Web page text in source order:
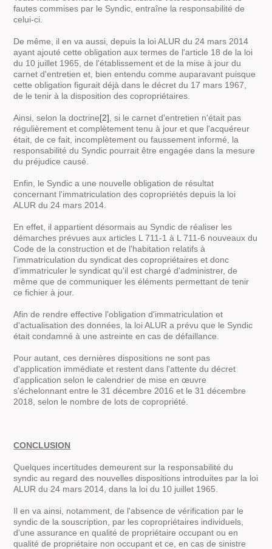
fautes commises par le Syndic, entraîne la responsabilité de
celui-ci.
De même, il en va aussi, depuis la loi ALUR du 24 mars 2014
ayant ajouté cette obligation aux termes de l'article 18 de la loi
du 10 juillet 1965, de l'établissement et de la mise à jour du
carnet d'entretien et, bien entendu comme auparavant puisque
cette obligation figurait déjà dans le décret du 17 mars 1967,
de le tenir à la disposition des copropriétaires.
Ainsi, selon la doctrine[2] , si le carnet d'entretien n'était pas
régulièrement et complètement tenu à jour et que l'acquéreur
était, de ce fait, incomplètement ou faussement informé, la
responsabilité du Syndic pourrait être engagée dans la mesure
du préjudice causé.
Enfin, le Syndic a une nouvelle obligation de résultat
concernant l'immatriculation des copropriétés depuis la loi
ALUR du 24 mars 2014.
En effet, il appartient désormais au Syndic de réaliser les
démarches prévues aux articles L 711-1 à L 711-6 nouveaux du
Code de la construction et de l'habitation relatifs à
l'immatriculation du syndicat des copropriétaires et donc
d'immatriculer le syndicat qu'il est chargé d'administrer, de
même que de communiquer les éléments permettant de tenir
ce fichier à jour.
Afin de rendre effective l'obligation d'immatriculation et
d'actualisation des données, la loi ALUR a prévu que le Syndic
était condamné à une astreinte en cas de défaillance.
Pour autant, ces dernières dispositions ne sont pas
d'application immédiate et restent dans l'attente du décret
d'application selon le calendrier de mise en œuvre
s'échelonnant entre le 31 décembre 2016 et le 31 décembre
2018, selon le nombre de lots de copropriété.
CONCLUSION
Quelques incertitudes demeurent sur la responsabilité du
syndic au regard des nouvelles dispositions introduites par la loi
ALUR du 24 mars 2014, dans la loi du 10 juillet 1965.
Il en va ainsi, notamment, de l'absence de vérification par le
syndic de la souscription, par les copropriétaires individuels,
d'une assurance en qualité de propriétaire occupant ou en
qualité de propriétaire non occupant et ce, en cas de sinistre